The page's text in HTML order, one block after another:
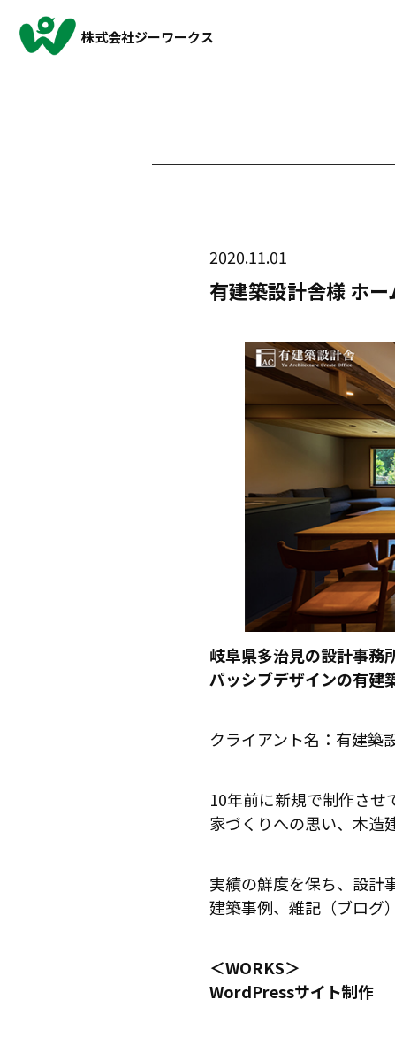
株式会社ジーワークス
2020.11.01
有建築設計舎様 ホー
岐阜県多治見の設計事務
パッシブデザインの有建
クライアント名：有建築
10年前に新規で制作させ
家づくりへの思い、木造
実績の鮮度を保ち、設計
建築事例、雑記（ブログ
＜WORKS＞
WordPressサイト制作